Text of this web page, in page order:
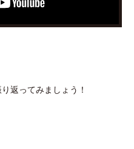
返ってみましょう！